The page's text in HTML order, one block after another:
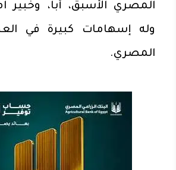
المصري الأسبق، أبا، وخبير
وله إسهامات كبيرة في
المصري.